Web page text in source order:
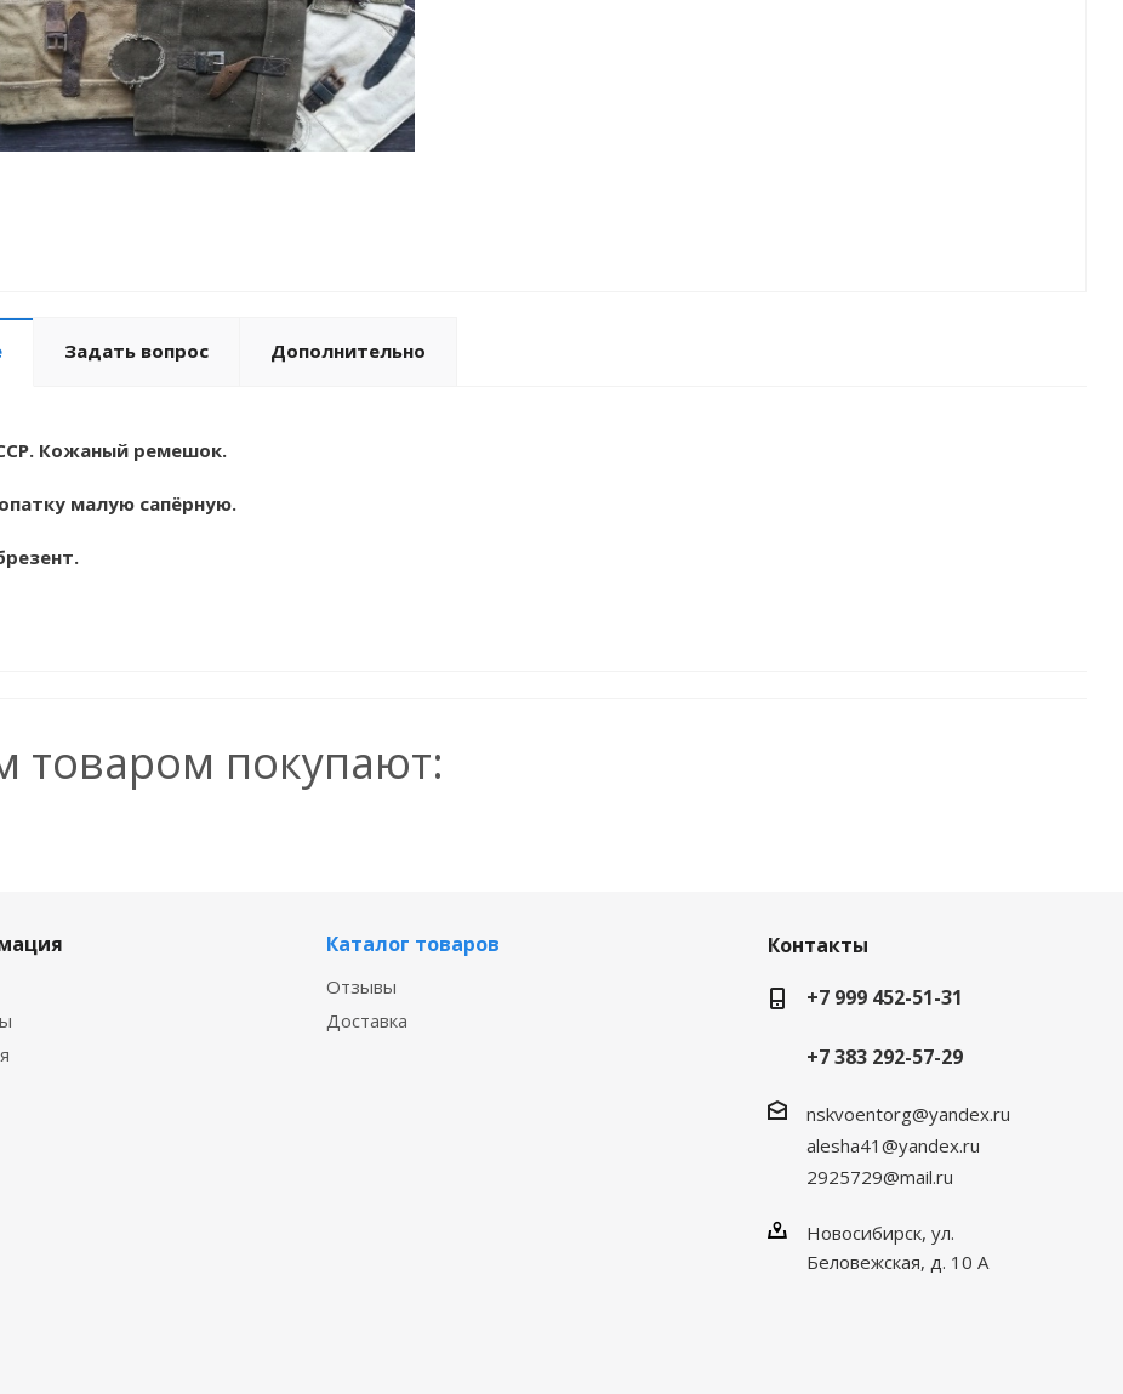
Задать вопрос Дополнительно
Кожаный ремешок.
малую сапёрную.
товаром покупают:
Каталог товаров
Отзывы
Доставка
Контакты
+7 999 452-51-31
+7 383 292-57-29
nskvoentorg@yandex.ru
alesha41@yandex.ru
2925729@mail.ru
Новосибирск, ул.
Беловежская, д. 10 А